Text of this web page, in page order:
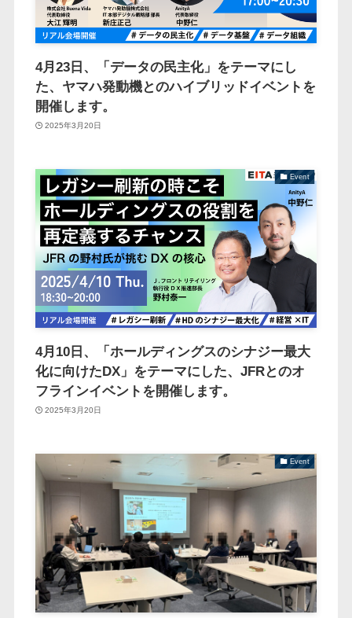
4月23日、「データの民主化」をテーマにし
た、ヤマハ発動機とのハイブリッドイベントを
開催します。
2025年3月20日
Event
4月10日、「ホールディングスのシナジー最大
化に向けたDX」をテーマにした、JFRとのオ
フラインイベントを開催します。
2025年3月20日
Event